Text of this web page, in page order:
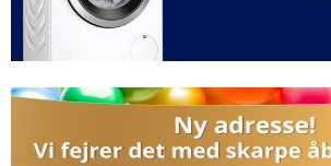
KØL & FRYS
HUSHOLDNING
BRAND-STORE
OUTLET